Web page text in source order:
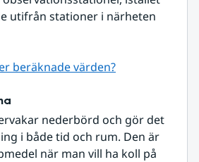
utifrån stationer i närheten
beräknade värden?
nederbörd och gör det
i både tid och rum. Den är
när man vill ha koll på